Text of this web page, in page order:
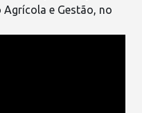
e Gestão, no